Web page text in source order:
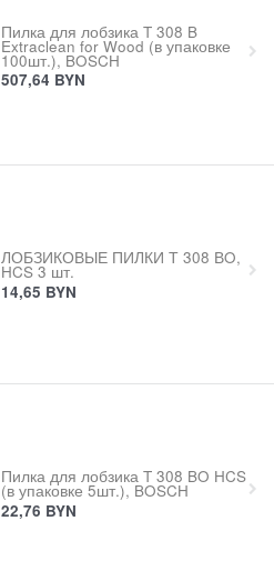
Пилка для лобзика T 308 B
Extraclean for Wood (в упаковке
100шт.), BOSCH
507,64 BYN
ЛОБЗИКОВЫЕ ПИЛКИ Т 308 ВO,
HCS 3 шт.
14,65 BYN
Пилка для лобзика T 308 BO HCS
(в упаковке 5шт.), BOSCH
22,76 BYN